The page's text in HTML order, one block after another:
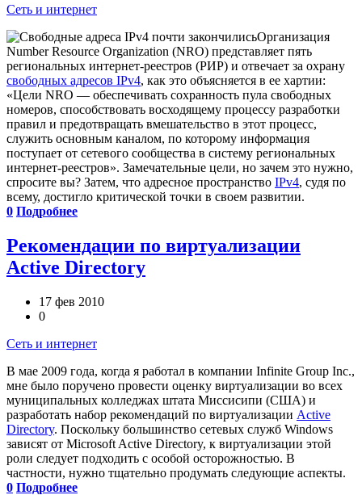
Сеть и интернет
Организация
Number Resource Organization (NRO) представляет пять
региональных интернет-реестров (РИР) и отвечает за охрану
свободных адресов IPv4, как это объясняется в ее хартии:
«Цели NRO — обеспечивать сохранность пула свободных
номеров, способствовать восходящему процессу разработки
правил и предотвращать вмешательство в этот процесс,
служить основным каналом, по которому информация
поступает от сетевого сообщества в систему региональных
интернет-реестров». Замечательные цели, но зачем это нужно,
спросите вы? Затем, что адресное пространство IPv4, судя по
всему, достигло критической точки в своем развитии.
0 Подробнее
Рекомендации по виртуализации
Active Directory
17 фев 2010
0
Сеть и интернет
В мае 2009 года, когда я работал в компании Infinite Group Inc.,
мне было поручено провести оценку виртуализации во всех
муниципальных колледжах штата Миссисипи (США) и
разработать набор рекомендаций по виртуализации Active
Directory. Поскольку большинство сетевых служб Windows
зависят от Microsoft Active Directory, к виртуализации этой
роли следует подходить с особой осторожностью. В
частности, нужно тщательно продумать следующие аспекты.
0 Подробнее